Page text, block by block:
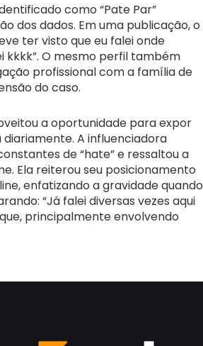
como “Pate Par”
dos dados. Em uma publicação, o
ter visto que eu falei onde
kkkk”. O mesmo perfil também
profissional com a família de
do caso.
a oportunidade para expor
A influenciadora
de “hate” e ressaltou a
Ela reiterou seu posicionamento
enfatizando a gravidade quando
“Já falei diversas vezes aqui
principalmente envolvendo